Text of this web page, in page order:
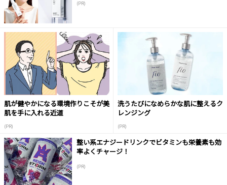
(PR)
肌が健やかになる環境作りこそが美
肌を手に入れる近道
(PR)
洗うたびになめらかな肌に整えるク
レンジング
(PR)
整い系エナジードリンクでビタミンも栄養素も効
率よくチャージ！
(PR)